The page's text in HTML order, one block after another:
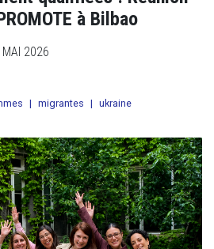
à Bilbao
MAI 2026
| migrantes | ukraine